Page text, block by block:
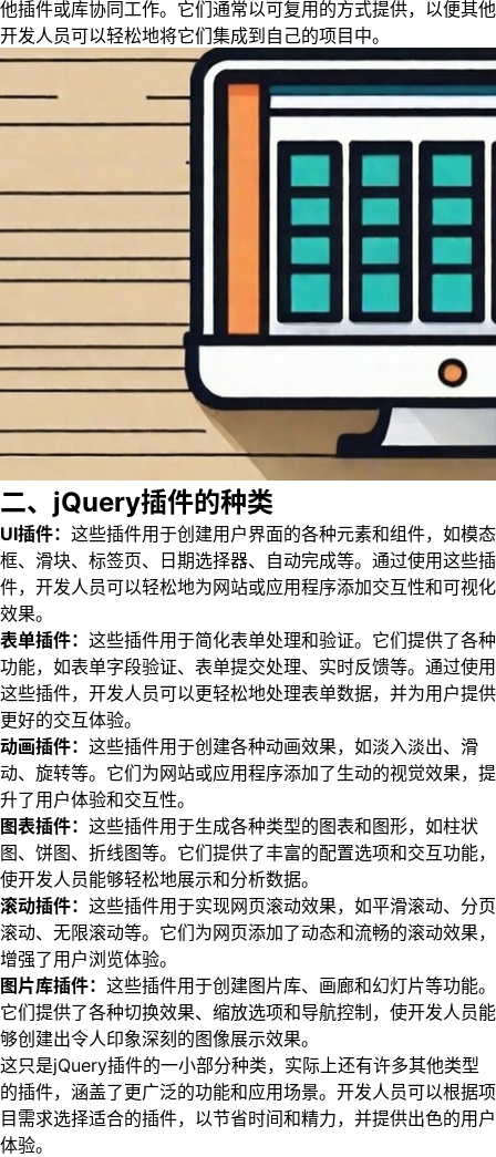
他插件或库协同工作。它们通常以可复用的方式提供，以便其他
开发人员可以轻松地将它们集成到自己的项目中。
二、jQuery插件的种类
UI插件： 这些插件用于创建用户界面的各种元素和组件，如模态
框、滑块、标签页、日期选择器、自动完成等。通过使用这些插
件，开发人员可以轻松地为网站或应用程序添加交互性和可视化
效果。
表单插件： 这些插件用于简化表单处理和验证。它们提供了各种
功能，如表单字段验证、表单提交处理、实时反馈等。通过使用
这些插件，开发人员可以更轻松地处理表单数据，并为用户提供
更好的交互体验。
动画插件： 这些插件用于创建各种动画效果，如淡入淡出、滑
动、旋转等。它们为网站或应用程序添加了生动的视觉效果，提
升了用户体验和交互性。
图表插件： 这些插件用于生成各种类型的图表和图形，如柱状
图、饼图、折线图等。它们提供了丰富的配置选项和交互功能，
使开发人员能够轻松地展示和分析数据。
滚动插件： 这些插件用于实现网页滚动效果，如平滑滚动、分页
滚动、无限滚动等。它们为网页添加了动态和流畅的滚动效果，
增强了用户浏览体验。
图片库插件： 这些插件用于创建图片库、画廊和幻灯片等功能。
它们提供了各种切换效果、缩放选项和导航控制，使开发人员能
够创建出令人印象深刻的图像展示效果。
这只是jQuery插件的一小部分种类，实际上还有许多其他类型
的插件，涵盖了更广泛的功能和应用场景。开发人员可以根据项
目需求选择适合的插件，以节省时间和精力，并提供出色的用户
体验。